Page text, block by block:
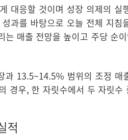
대응할 것이며 성장 의제의 실
과를 바탕으로 오늘 전체 지침
매출 전망을 높이고 주당 순
과 13.5~14.5% 범위의 조정 매
경우, 한 자릿수에서 두 자릿수
적